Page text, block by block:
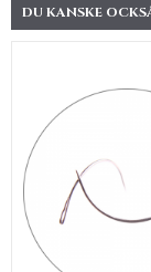
DU KANSKE